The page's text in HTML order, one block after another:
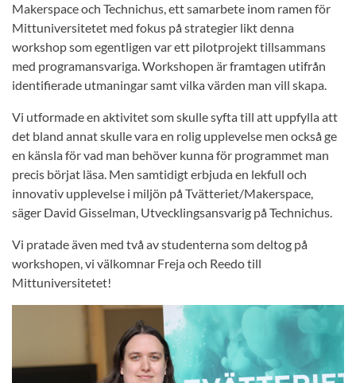
Makerspace och Technichus, ett samarbete inom ramen för
Mittuniversitetet med fokus på strategier likt denna
workshop som egentligen var ett pilotprojekt tillsammans
med programansvariga. Workshopen är framtagen utifrån
identifierade utmaningar samt vilka värden man vill skapa.
Vi utformade en aktivitet som skulle syfta till att uppfylla att
det bland annat skulle vara en rolig upplevelse men också ge
en känsla för vad man behöver kunna för programmet man
precis börjat läsa. Men samtidigt erbjuda en lekfull och
innovativ upplevelse i miljön på Tvätteriet/Makerspace,
säger David Gisselman, Utvecklingsansvarig på Technichus.
Vi pratade även med två av studenterna som deltog på
workshopen, vi välkomnar Freja och Reedo till
Mittuniversitetet!